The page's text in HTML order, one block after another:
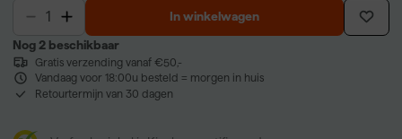
In winkelwagen
Nog 2 beschikbaar
Gratis verzending vanaf €50,-
Vandaag voor 18:00u besteld = morgen in huis
Retourtermijn van 30 dagen